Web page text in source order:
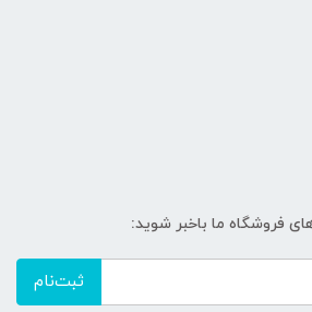
فروشگاه ما باخبر شوید:
ثبت‌نام